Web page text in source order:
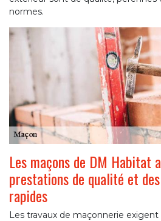
normes.
Les maçons de DM Habitat
prestations de qualité et
rapides
Les travaux de maçonnerie